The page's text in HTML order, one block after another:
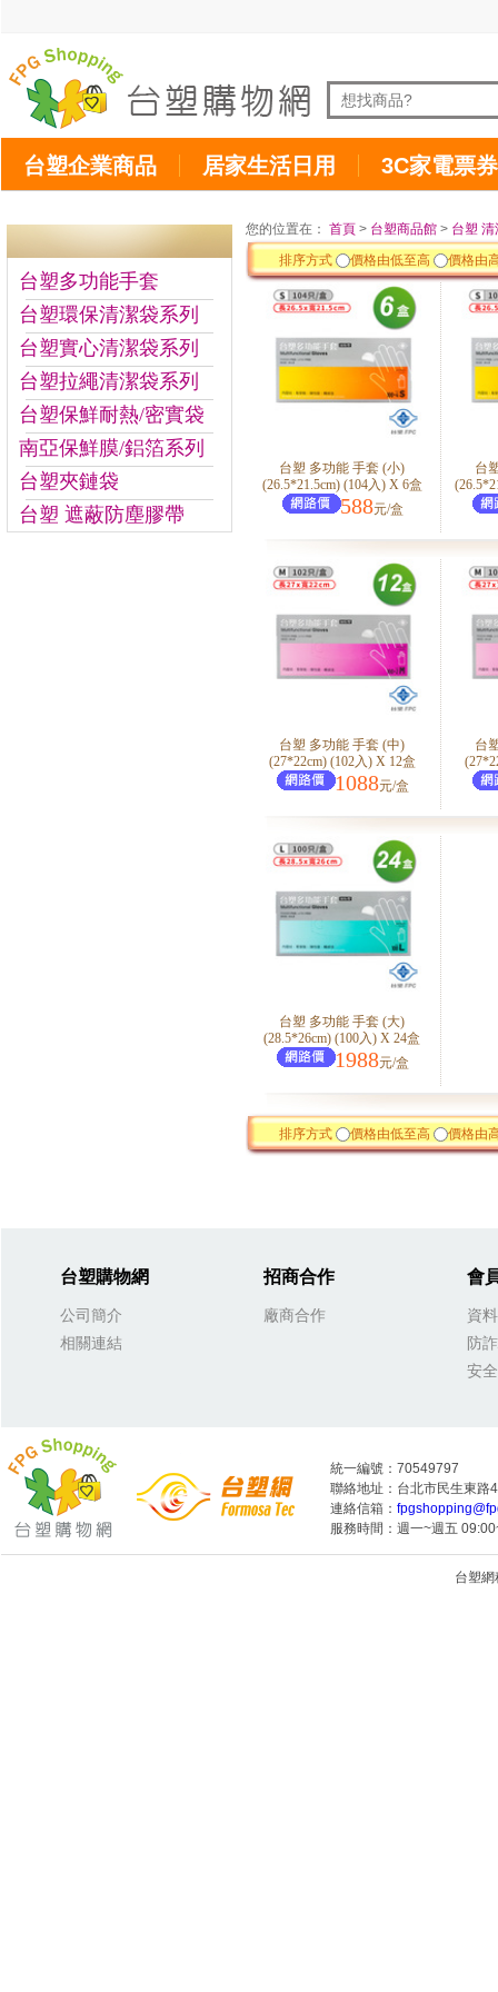
台塑企業商品 居家生活日用 3C家電票券
台塑多功能手套
台塑環保清潔袋系列
台塑實心清潔袋系列
台塑拉繩清潔袋系列
台塑保鮮耐熱/密實袋
南亞保鮮膜/鋁箔系列
台塑夾鏈袋
台塑 遮蔽防塵膠帶
您的位置在： 首頁 > 台塑商品館 > 台塑
排序方式
價格由低至高 價格由
台塑 多功能 手套 (小)
(26.5*21.5cm) (104入) X 6盒
588元/盒
台
台塑 多功能 手套 (中)
(27*22cm) (102入) X 12盒
1088元/盒
台
台塑 多功能 手套 (大)
(28.5*26cm) (100入) X 24盒
1988元/盒
排序方式 價格由低至高 價格由
台塑購物網
公司簡介
相關連結
招商合作
廠商合作
會
資
防
安
統一編號：70549797
聯絡地址：台北市民生東路
連絡信箱：
服務時間：週一~週五
台塑